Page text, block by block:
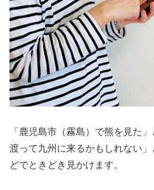
「鹿児島市（霧島）で熊を見た
渡って九州に来るかもしれない
どでときどき見かけます。